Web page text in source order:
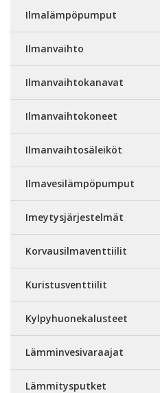
Ilmalämpöpumput
Ilmanvaihto
Ilmanvaihtokanavat
Ilmanvaihtokoneet
Ilmanvaihtosäleiköt
Ilmavesilämpöpumput
Imeytysjärjestelmät
Korvausilmaventtiilit
Kuristusventtiilit
Kylpyhuonekalusteet
Lämminvesivaraajat
Lämmitysputket